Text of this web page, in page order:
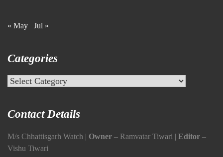
« May Jul »
Categories
Categories
Contact Details
M/s Chhattisgarh Watch | Owner – Ramvatar Tiwari | Editor –
Vishu Tiwari